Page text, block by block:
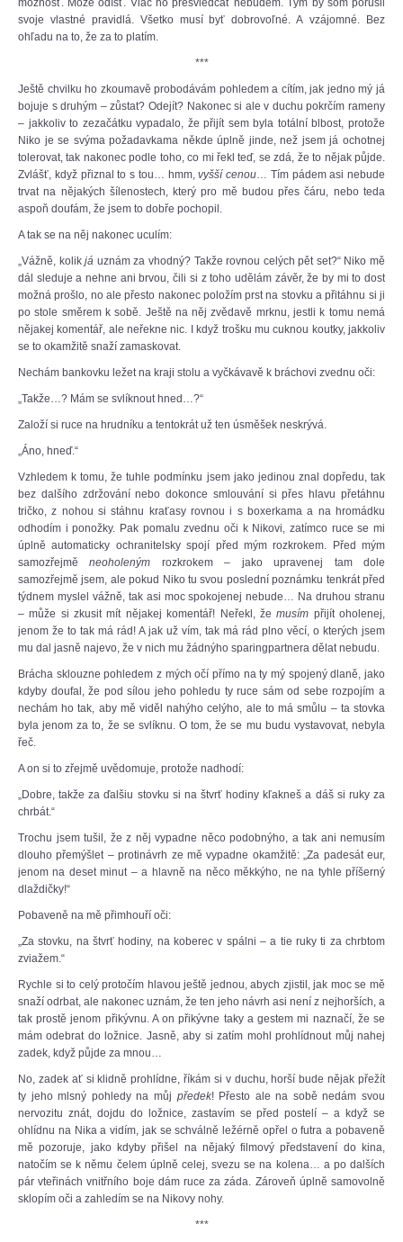
možnosť. Môže odísť. Viac ho presviedčať nebudem. Tým by som porušil
svoje vlastné pravidlá. Všetko musí byť dobrovoľné. A vzájomné. Bez
ohľadu na to, že za to platím.
***
Ještě chvilku ho zkoumavě probodávám pohledem a cítím, jak jedno mý já
bojuje s druhým – zůstat? Odejít? Nakonec si ale v duchu pokrčím rameny
– jakkoliv to zezačátku vypadalo, že přijít sem byla totální blbost, protože
Niko je se svýma požadavkama někde úplně jinde, než jsem já ochotnej
tolerovat, tak nakonec podle toho, co mi řekl teď, se zdá, že to nějak půjde.
Zvlášť, když přiznal to s tou… hmm,vyšší cenou… Tím pádem asi nebude
trvat na nějakých šílenostech, který pro mě budou přes čáru, nebo teda
aspoň doufám, že jsem to dobře pochopil.
A tak se na něj nakonec uculím:
„Vážně, kolikjá uznám za vhodný? Takže rovnou celých pět set?“ Niko mě
dál sleduje a nehne ani brvou, čili si z toho udělám závěr, že by mi to dost
možná prošlo, no ale přesto nakonec položím prst na stovku a přitáhnu si ji
po stole směrem k sobě. Ještě na něj zvědavě mrknu, jestli k tomu nemá
nějakej komentář, ale neřekne nic. I když trošku mu cuknou koutky, jakkoliv
se to okamžitě snaží zamaskovat.
Nechám bankovku ležet na kraji stolu a vyčkávavě k bráchovi zvednu oči:
„Takže…? Mám se svlíknout hned…?“
Založí si ruce na hrudníku a tentokrát už ten úsměšek neskrývá.
„Áno, hneď.“
Vzhledem k tomu, že tuhle podmínku jsem jako jedinou znal dopředu, tak
bez dalšího zdržování nebo dokonce smlouvání si přes hlavu přetáhnu
tričko, z nohou si stáhnu kraťasy rovnou i s boxerkama a na hromádku
odhodím i ponožky. Pak pomalu zvednu oči k Nikovi, zatímco ruce se mi
úplně automaticky ochranitelsky spojí před mým rozkrokem. Před mým
samozřejměneoholeným rozkrokem – jako upravenej tam dole
samozřejmě jsem, ale pokud Niko tu svou poslední poznámku tenkrát před
týdnem myslel vážně, tak asi moc spokojenej nebude… Na druhou stranu
– může si zkusit mít nějakej komentář! Neřekl, žemusím přijít oholenej,
jenom že to tak má rád! A jak už vím, tak má rád plno věcí, o kterých jsem
mu dal jasně najevo, že v nich mu žádnýho sparingpartnera dělat nebudu.
Brácha sklouzne pohledem z mých očí přímo na ty mý spojený dlaně, jako
kdyby doufal, že pod sílou jeho pohledu ty ruce sám od sebe rozpojím a
nechám ho tak, aby mě viděl nahýho celýho, ale to má smůlu – ta stovka
byla jenom za to, že se svlíknu. O tom, že se mu budu vystavovat, nebyla
řeč.
A on si to zřejmě uvědomuje, protože nadhodí:
„Dobre, takže za ďalšiu stovku si na štvrť hodiny kľakneš a dáš si ruky za
chrbát.“
Trochu jsem tušil, že z něj vypadne něco podobnýho, a tak ani nemusím
dlouho přemýšlet – protinávrh ze mě vypadne okamžitě: „Za padesát eur,
jenom na deset minut – a hlavně na něco měkkýho, ne na tyhle příšerný
dlaždičky!“
Pobaveně na mě přimhouří oči:
„Za stovku, na štvrť hodiny, na koberec v spálni – a tie ruky ti za chrbtom
zviažem.“
Rychle si to celý protočím hlavou ještě jednou, abych zjistil, jak moc se mě
snaží odrbat, ale nakonec uznám, že ten jeho návrh asi není z nejhorších, a
tak prostě jenom přikývnu. A on přikývne taky a gestem mi naznačí, že se
mám odebrat do ložnice. Jasně, aby si zatím mohl prohlídnout můj nahej
zadek, když půjde za mnou…
No, zadek ať si klidně prohlídne, říkám si v duchu, horší bude nějak přežít
ty jeho mlsný pohledy na můj předek! Přesto ale na sobě nedám svou
nervozitu znát, dojdu do ložnice, zastavím se před postelí – a když se
ohlídnu na Nika a vidím, jak se schválně ležérně opřel o futra a pobaveně
mě pozoruje, jako kdyby přišel na nějaký filmový představení do kina,
natočím se k němu čelem úplně celej, svezu se na kolena… a po dalších
pár vteřinách vnitřního boje dám ruce za záda. Zároveň úplně samovolně
sklopím oči a zahledím se na Nikovy nohy.
***